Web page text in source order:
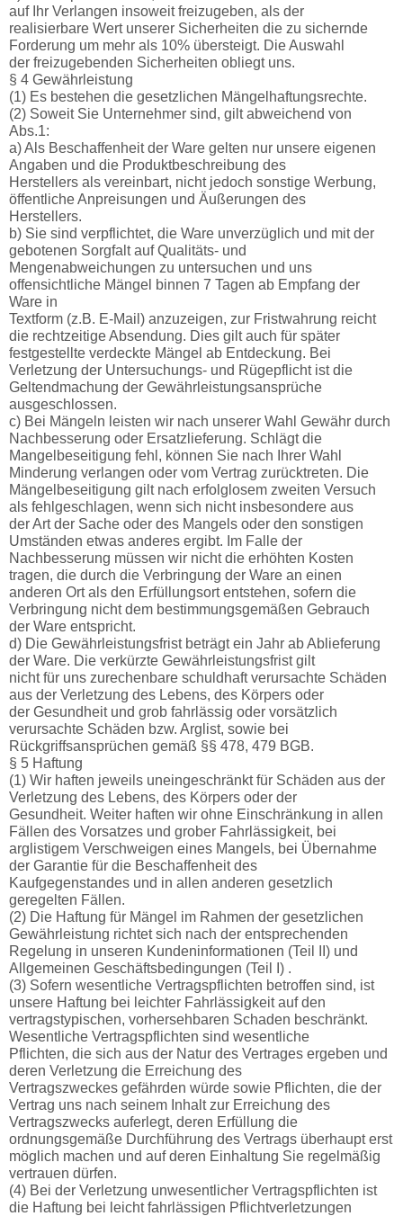
auf Ihr Verlangen insoweit freizugeben, als der
realisierbare Wert unserer Sicherheiten die zu sichernde
Forderung um mehr als 10% übersteigt. Die Auswahl
der freizugebenden Sicherheiten obliegt uns.
§ 4 Gewährleistung
(1) Es bestehen die gesetzlichen Mängelhaftungsrechte.
(2) Soweit Sie Unternehmer sind, gilt abweichend von
Abs.1:
a) Als Beschaffenheit der Ware gelten nur unsere eigenen
Angaben und die Produktbeschreibung des
Herstellers als vereinbart, nicht jedoch sonstige Werbung,
öffentliche Anpreisungen und Äußerungen des
Herstellers.
b) Sie sind verpflichtet, die Ware unverzüglich und mit der
gebotenen Sorgfalt auf Qualitäts- und
Mengenabweichungen zu untersuchen und uns
offensichtliche Mängel binnen 7 Tagen ab Empfang der
Ware in
Textform (z.B. E-Mail) anzuzeigen, zur Fristwahrung reicht
die rechtzeitige Absendung. Dies gilt auch für später
festgestellte verdeckte Mängel ab Entdeckung. Bei
Verletzung der Untersuchungs- und Rügepflicht ist die
Geltendmachung der Gewährleistungsansprüche
ausgeschlossen.
c) Bei Mängeln leisten wir nach unserer Wahl Gewähr durch
Nachbesserung oder Ersatzlieferung. Schlägt die
Mangelbeseitigung fehl, können Sie nach Ihrer Wahl
Minderung verlangen oder vom Vertrag zurücktreten. Die
Mängelbeseitigung gilt nach erfolglosem zweiten Versuch
als fehlgeschlagen, wenn sich nicht insbesondere aus
der Art der Sache oder des Mangels oder den sonstigen
Umständen etwas anderes ergibt. Im Falle der
Nachbesserung müssen wir nicht die erhöhten Kosten
tragen, die durch die Verbringung der Ware an einen
anderen Ort als den Erfüllungsort entstehen, sofern die
Verbringung nicht dem bestimmungsgemäßen Gebrauch
der Ware entspricht.
d) Die Gewährleistungsfrist beträgt ein Jahr ab Ablieferung
der Ware. Die verkürzte Gewährleistungsfrist gilt
nicht für uns zurechenbare schuldhaft verursachte Schäden
aus der Verletzung des Lebens, des Körpers oder
der Gesundheit und grob fahrlässig oder vorsätzlich
verursachte Schäden bzw. Arglist, sowie bei
Rückgriffsansprüchen gemäß §§ 478, 479 BGB.
§ 5 Haftung
(1) Wir haften jeweils uneingeschränkt für Schäden aus der
Verletzung des Lebens, des Körpers oder der
Gesundheit. Weiter haften wir ohne Einschränkung in allen
Fällen des Vorsatzes und grober Fahrlässigkeit, bei
arglistigem Verschweigen eines Mangels, bei Übernahme
der Garantie für die Beschaffenheit des
Kaufgegenstandes und in allen anderen gesetzlich
geregelten Fällen.
(2) Die Haftung für Mängel im Rahmen der gesetzlichen
Gewährleistung richtet sich nach der entsprechenden
Regelung in unseren Kundeninformationen (Teil II) und
Allgemeinen Geschäftsbedingungen (Teil I) .
(3) Sofern wesentliche Vertragspflichten betroffen sind, ist
unsere Haftung bei leichter Fahrlässigkeit auf den
vertragstypischen, vorhersehbaren Schaden beschränkt.
Wesentliche Vertragspflichten sind wesentliche
Pflichten, die sich aus der Natur des Vertrages ergeben und
deren Verletzung die Erreichung des
Vertragszweckes gefährden würde sowie Pflichten, die der
Vertrag uns nach seinem Inhalt zur Erreichung des
Vertragszwecks auferlegt, deren Erfüllung die
ordnungsgemäße Durchführung des Vertrags überhaupt erst
möglich machen und auf deren Einhaltung Sie regelmäßig
vertrauen dürfen.
(4) Bei der Verletzung unwesentlicher Vertragspflichten ist
die Haftung bei leicht fahrlässigen Pflichtverletzungen